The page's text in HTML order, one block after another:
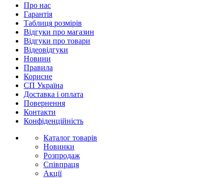
Про нас
Гарантія
Таблиця розмірів
Відгуки про магазин
Відгуки про товари
Відеовідгуки
Новини
Правила
Корисне
СП Україна
Доставка і оплата
Повернення
Контакти
Конфіденційність
Каталог товарів
Новинки
Розпродаж
Співпраця
Акції